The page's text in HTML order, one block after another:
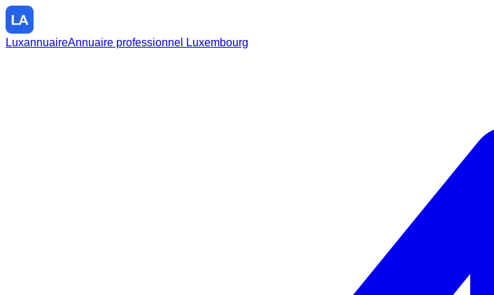
LuxannuaireAnnuaire professionnel Luxembourg